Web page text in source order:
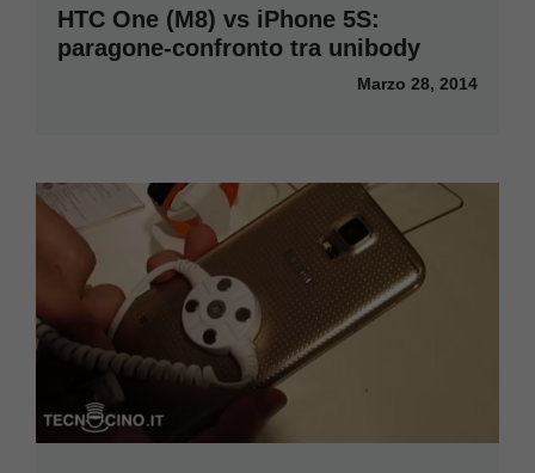
HTC One (M8) vs iPhone 5S:
paragone-confronto tra unibody
Marzo 28, 2014